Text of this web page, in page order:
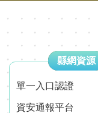
縣網資源
單一入口認證
資安通報平台